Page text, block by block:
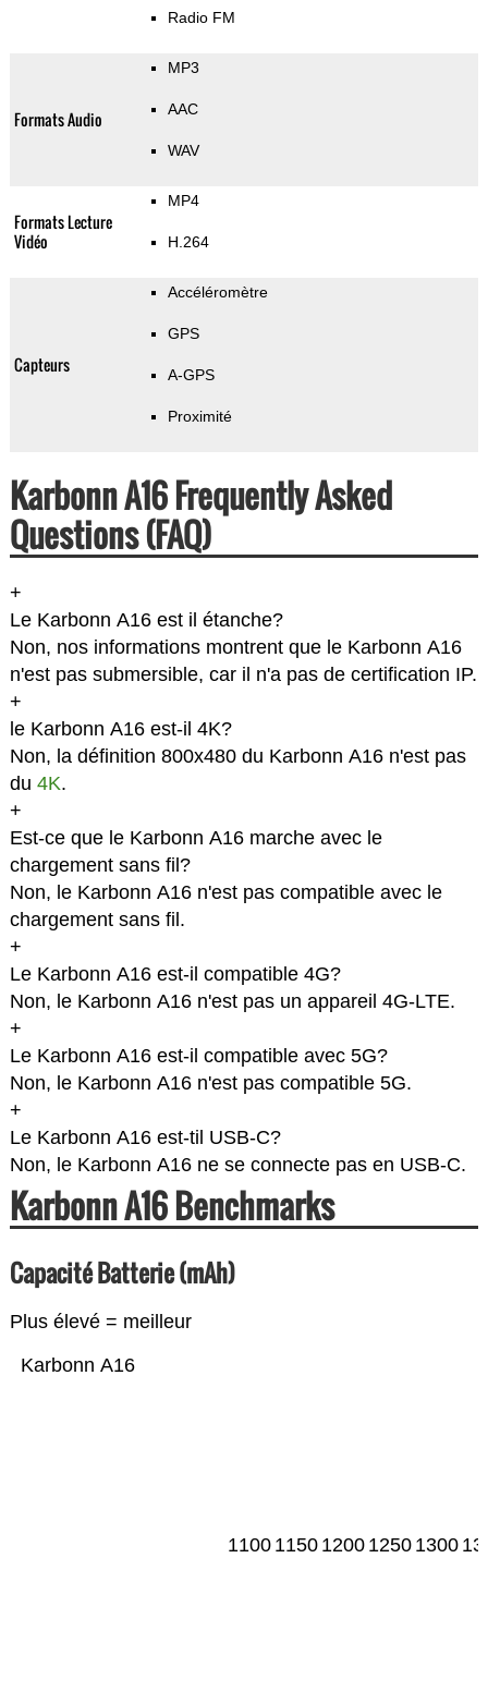
Radio FM
Formats Audio
MP3
AAC
WAV
Formats Lecture
Vidéo
MP4
H.264
Capteurs
Accéléromètre
GPS
A-GPS
Proximité
Karbonn A16 Frequently Asked
Questions (FAQ)
+
Le Karbonn A16 est il étanche?
Non, nos informations montrent que le Karbonn A16
n'est pas submersible, car il n'a pas de certification IP.
+
le Karbonn A16 est-il 4K?
Non, la définition 800x480 du Karbonn A16 n'est pas
du 4K.
+
Est-ce que le Karbonn A16 marche avec le
chargement sans fil?
Non, le Karbonn A16 n'est pas compatible avec le
chargement sans fil.
+
Le Karbonn A16 est-il compatible 4G?
Non, le Karbonn A16 n'est pas un appareil 4G-LTE.
+
Le Karbonn A16 est-il compatible avec 5G?
Non, le Karbonn A16 n'est pas compatible 5G.
+
Le Karbonn A16 est-til USB-C?
Non, le Karbonn A16 ne se connecte pas en USB-C.
Karbonn A16 Benchmarks
Capacité Batterie (mAh)
Plus élevé = meilleur
Karbonn A16
1100 1150 1200 1250 1300